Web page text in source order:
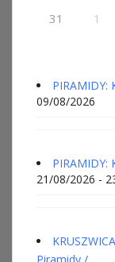
31 1
PIRAMIDY:
09/08/2026
PIRAMIDY:
21/08/2026 -